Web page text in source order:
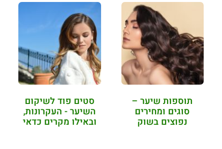
תוספות שיער –
סוגים ומחירים
נפוצים בשוק
סטים פוד לשיקום
השיער - העקרונות,
ובאילו מקרים כדאי